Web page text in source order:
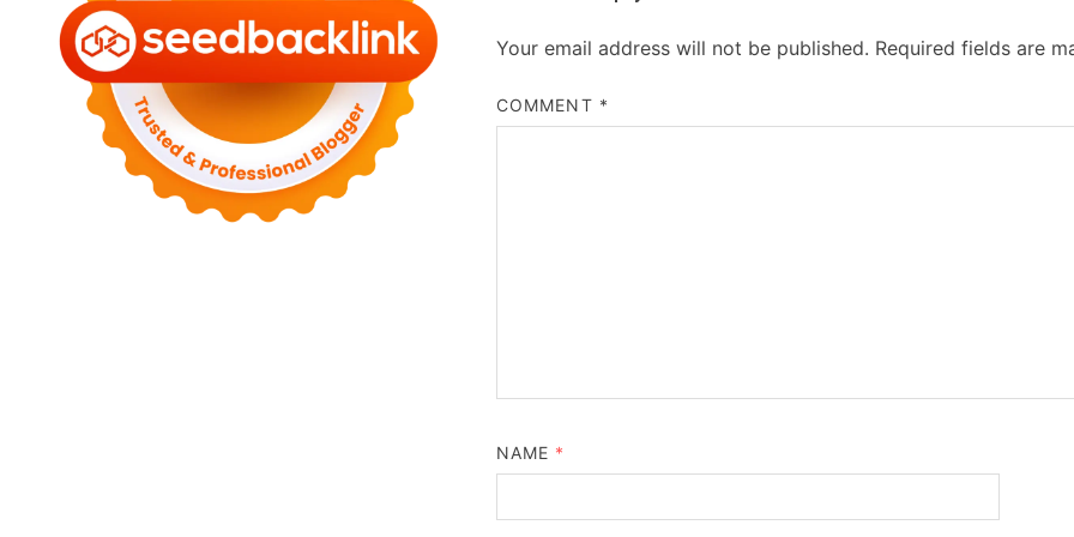
Your email address will not be published. Required fields are
COMMENT *
NAME *